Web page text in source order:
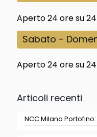
Aperto 24 ore su 24
Sabato -
Aperto 24 ore su 24
Articoli recenti
NCC Milano